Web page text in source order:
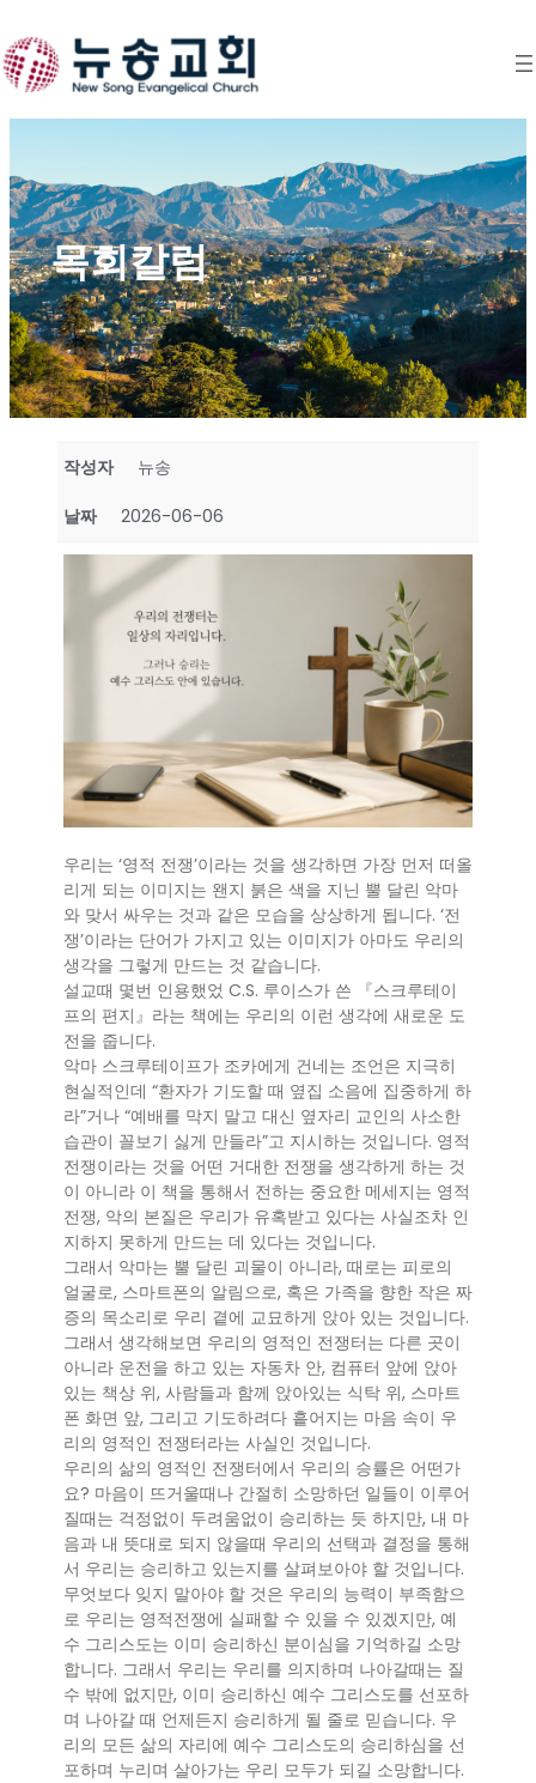
to
content
목회칼럼
작성자 뉴송
날짜 2026-06-06
우리는 ‘영적 전쟁’이라는 것을 생각하면 가장 먼저 떠올
리게 되는 이미지는 왠지 붉은 색을 지닌 뿔 달린 악마
와 맞서 싸우는 것과 같은 모습을 상상하게 됩니다. ‘전
쟁’이라는 단어가 가지고 있는 이미지가 아마도 우리의
생각을 그렇게 만드는 것 같습니다.
설교때 몇번 인용했었 C.S. 루이스가 쓴 『스크루테이
프의 편지』라는 책에는 우리의 이런 생각에 새로운 도
전을 줍니다.
악마 스크루테이프가 조카에게 건네는 조언은 지극히
현실적인데 “환자가 기도할 때 옆집 소음에 집중하게 하
라”거나 “예배를 막지 말고 대신 옆자리 교인의 사소한
습관이 꼴보기 싫게 만들라”고 지시하는 것입니다. 영적
전쟁이라는 것을 어떤 거대한 전쟁을 생각하게 하는 것
이 아니라 이 책을 통해서 전하는 중요한 메세지는 영적
전쟁, 악의 본질은 우리가 유혹받고 있다는 사실조차 인
지하지 못하게 만드는 데 있다는 것입니다.
그래서 악마는 뿔 달린 괴물이 아니라, 때로는 피로의
얼굴로, 스마트폰의 알림으로, 혹은 가족을 향한 작은 짜
증의 목소리로 우리 곁에 교묘하게 앉아 있는 것입니다.
그래서 생각해보면 우리의 영적인 전쟁터는 다른 곳이
아니라 운전을 하고 있는 자동차 안, 컴퓨터 앞에 앉아
있는 책상 위, 사람들과 함께 앉아있는 식탁 위, 스마트
폰 화면 앞, 그리고 기도하려다 흩어지는 마음 속이 우
리의 영적인 전쟁터라는 사실인 것입니다.
우리의 삶의 영적인 전쟁터에서 우리의 승률은 어떤가
요? 마음이 뜨거울때나 간절히 소망하던 일들이 이루어
질때는 걱정없이 두려움없이 승리하는 듯 하지만, 내 마
음과 내 뜻대로 되지 않을때 우리의 선택과 결정을 통해
서 우리는 승리하고 있는지를 살펴보아야 할 것입니다.
무엇보다 잊지 말아야 할 것은 우리의 능력이 부족함으
로 우리는 영적전쟁에 실패할 수 있을 수 있겠지만, 예
수 그리스도는 이미 승리하신 분이심을 기억하길 소망
합니다. 그래서 우리는 우리를 의지하며 나아갈때는 질
수 밖에 없지만, 이미 승리하신 예수 그리스도를 선포하
며 나아갈 때 언제든지 승리하게 될 줄로 믿습니다. 우
리의 모든 삶의 자리에 예수 그리스도의 승리하심을 선
포하며 누리며 살아가는 우리 모두가 되길 소망합니다.